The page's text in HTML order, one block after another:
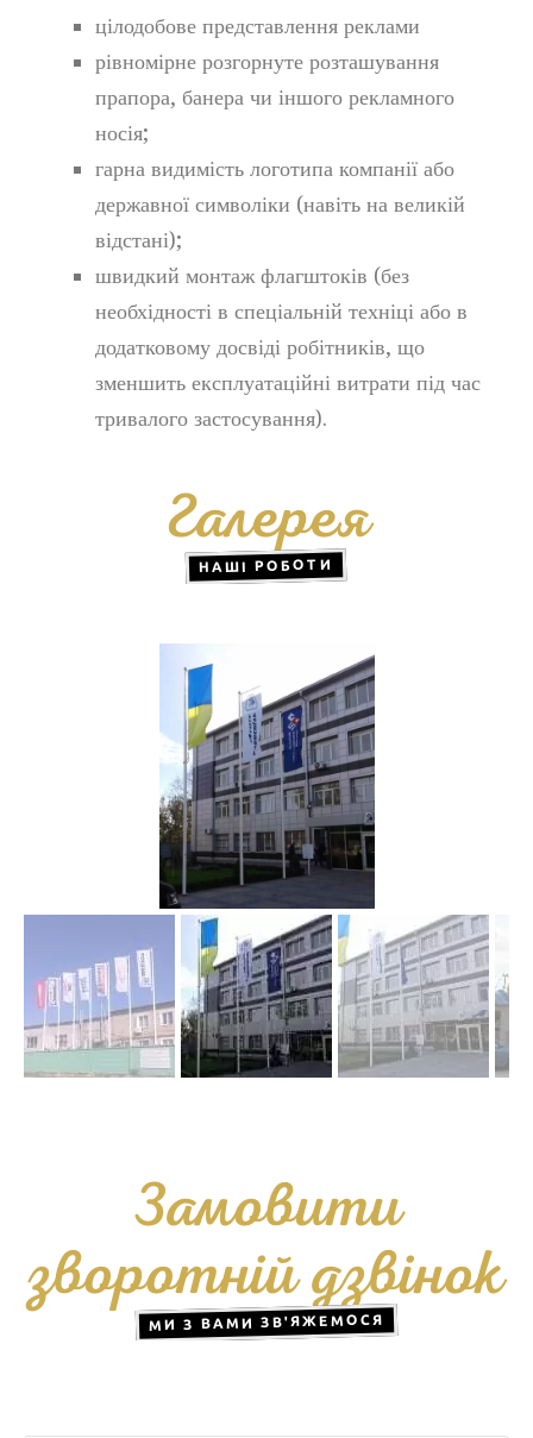
цілодобове представлення реклами
рівномірне розгорнуте розташування
прапора, банера чи іншого рекламного
носія;
гарна видимість логотипа компанії або
державної символіки (навіть на великій
відстані);
швидкий монтаж флагштоків (без
необхідності в спеціальній техніці або в
додатковому досвіді робітників, що
зменшить експлуатаційні витрати під час
тривалого застосування).
Галерея
НАШІ РОБОТИ
Замовити
зворотній дзвінок
МИ З ВАМИ ЗВ'ЯЖЕМОСЯ